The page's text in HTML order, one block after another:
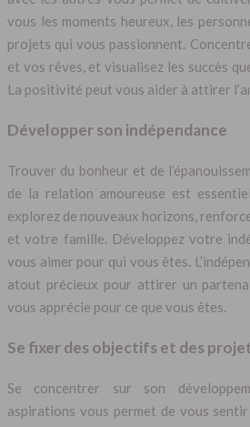
vous les moments heureux, les
projets qui vous passionnent.
et vos rêves, et visualisez les succès
La positivité peut vous aider à attirer
Développer son indépendance
Trouver du bonheur et de
de la relation amoureuse est
explorez de nouveaux horizons,
et votre famille. Développez votre
vous aimer pour qui vous êtes.
atout précieux pour attirer un
vous apprécie pour ce que vous êtes.
Se fixer des objectifs et des
Se concentrer sur son
aspirations vous permet de vous